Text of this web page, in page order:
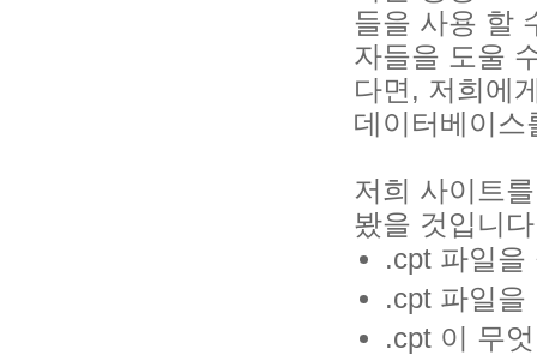
들을 사용 할
자들을 도울
다면, 저희에
데이터베이스
저희 사이트
봤을 것입니
.cpt 파일을
.cpt 파일을
.cpt 이 무